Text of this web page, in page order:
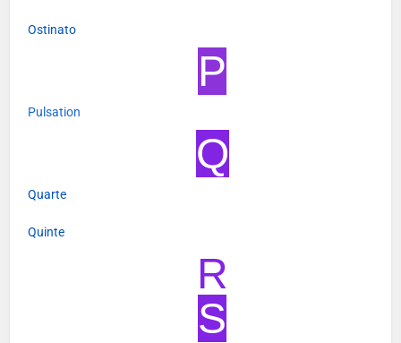
Ostinato
P
Pulsation
Q
Quarte
Quinte
R
S